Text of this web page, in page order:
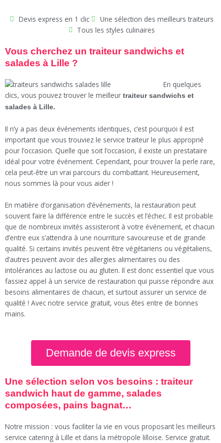
Devis express en 1 clic
Une sélection des meilleurs traiteurs
Tous les styles culinaires
Vous cherchez un traiteur sandwichs et
salades à Lille ?
En quelques
clics, vous pouvez trouver le meilleur traiteur sandwichs et
salades à Lille.
Il n’y a pas deux événements identiques, c’est pourquoi il est
important que vous trouviez le service traiteur le plus approprié
pour l’occasion. Quelle que soit l’occasion, il existe un prestataire
idéal pour votre événement. Cependant, pour trouver la perle rare,
cela peut-être un vrai parcours du combattant. Heureusement,
nous sommes là pour vous aider !
En matière d’organisation d’événements, la restauration peut
souvent faire la différence entre le succès et l’échec. Il est probable
que de nombreux invités assisteront à votre événement, et chacun
d’entre eux s’attendra à une nourriture savoureuse et de grande
qualité. Si certains invités peuvent être végétariens ou végétaliens,
d’autres peuvent avoir des allergies alimentaires ou des
intolérances au lactose ou au gluten. Il est donc essentiel que vous
fassiez appel à un service de restauration qui puisse répondre aux
besoins alimentaires de chacun, et surtout assurer un service de
qualité ! Avec notre service gratuit, vous êtes entre de bonnes
mains.
Demande de devis express
Une sélection selon vos besoins : traiteur
sandwich haut de gamme, salades
composées, pains bagnat…
Notre mission : vous faciliter la vie en vous proposant les meilleurs
service catering à Lille et dans la métropole lilloise. Service gratuit.